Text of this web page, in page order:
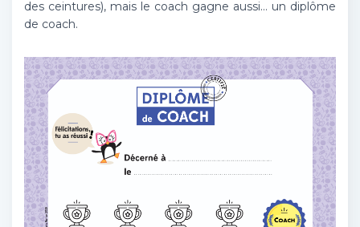
des ceintures), mais le coach gagne aussi… un diplôme
de coach.